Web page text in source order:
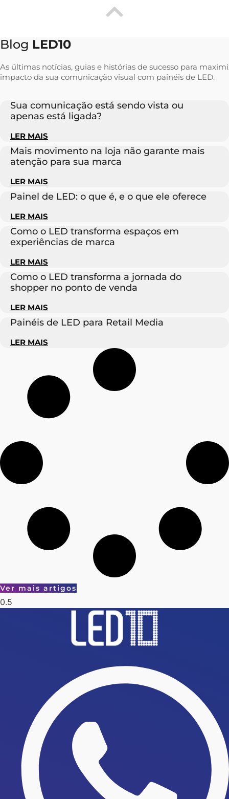
Blog LED10
As últimas notícias, guias e histórias de sucesso para
impacto da sua comunicação visual com painéis de LED.
Sua comunicação está sendo vista ou
apenas está ligada?
LER MAIS
Mais movimento na loja não garante mais
atenção para sua marca
LER MAIS
Painel de LED: o que é, e o que ele oferece
LER MAIS
Como o LED transforma espaços em
experiências de marca
LER MAIS
Como o LED transforma a jornada do
shopper no ponto de venda
LER MAIS
Painéis de LED para Retail Media
LER MAIS
Ver mais artigos